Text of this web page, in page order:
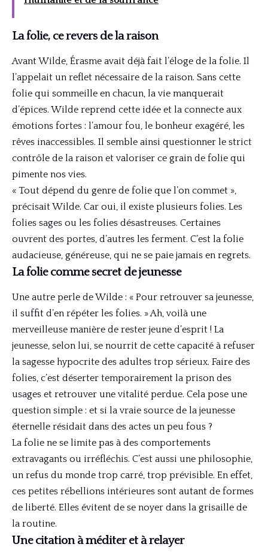
La folie, ce revers de la raison
Avant Wilde, Érasme avait déjà fait l’éloge de la folie. Il
l’appelait un reflet nécessaire de la raison. Sans cette
folie qui sommeille en chacun, la vie manquerait
d’épices. Wilde reprend cette idée et la connecte aux
émotions fortes : l’amour fou, le bonheur exagéré, les
rêves inaccessibles. Il semble ainsi questionner le strict
contrôle de la raison et valoriser ce grain de folie qui
pimente nos vies.
« Tout dépend du genre de folie que l’on commet »,
précisait Wilde. Car oui, il existe plusieurs folies. Les
folies sages ou les folies désastreuses. Certaines
ouvrent des portes, d’autres les ferment. C’est la folie
audacieuse, généreuse, qui ne se paie jamais en regrets.
La folie comme secret de jeunesse
Une autre perle de Wilde : « Pour retrouver sa jeunesse,
il suffit d’en répéter les folies. » Ah, voilà une
merveilleuse manière de rester jeune d’esprit ! La
jeunesse, selon lui, se nourrit de cette capacité à refuser
la sagesse hypocrite des adultes trop sérieux. Faire des
folies, c’est déserter temporairement la prison des
usages et retrouver une vitalité perdue. Cela pose une
question simple : et si la vraie source de la jeunesse
éternelle résidait dans des actes un peu fous ?
La folie ne se limite pas à des comportements
extravagants ou irréfléchis. C’est aussi une philosophie,
un refus du monde trop carré, trop prévisible. En effet,
ces petites rébellions intérieures sont autant de formes
de liberté. Elles évitent de se noyer dans la grisaille de
la routine.
Une citation à méditer et à relayer